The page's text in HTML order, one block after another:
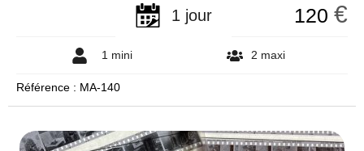
1 jour 120 €
1 mini 2 maxi
Référence : MA-140